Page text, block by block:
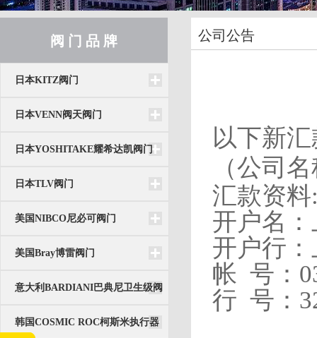
阀 门 品 牌
日本KITZ阀门
日本VENN阀天阀门
日本YOSHITAKE耀希达凯阀门
日本TLV阀门
美国NIBCO尼必可阀门
美国Bray博雷阀门
意大利BARDIANI巴典尼卫生级阀
门
韩国COSMIC ROC柯斯米执行器
公司公告
以下新
（公司
汇款资料
开户名
开户行
帐 号：
行 号：